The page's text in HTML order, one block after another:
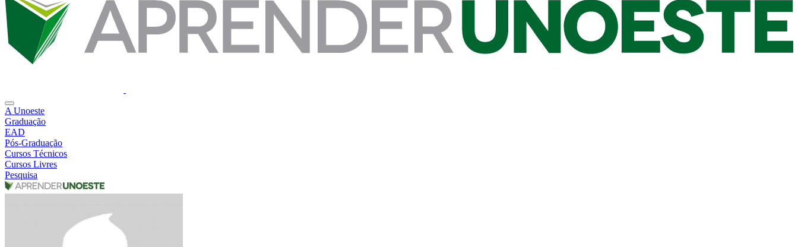
A Unoeste
Graduação
EAD
Pós-Graduação
Cursos Técnicos
Cursos Livres
Pesquisa